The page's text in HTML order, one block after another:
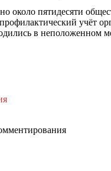
около пятидесяти
учёт
в неположенном